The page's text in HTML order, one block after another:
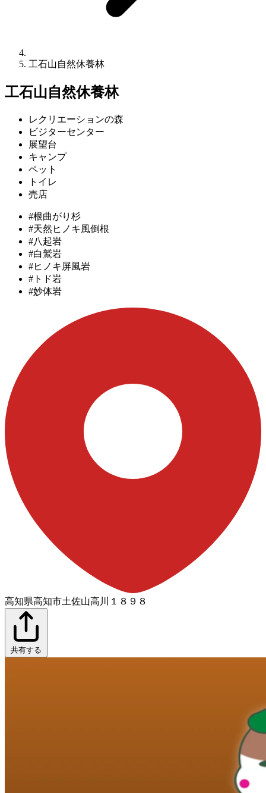
工石山自然休養林
工石山自然休養林
レクリエーションの森
ビジターセンター
展望台
キャンプ
ペット
トイレ
売店
#根曲がり杉
#天然ヒノキ風倒根
#八起岩
#白鷲岩
#ヒノキ屏風岩
#トド岩
#妙体岩
高知県高知市土佐山高川１８９８
共有する